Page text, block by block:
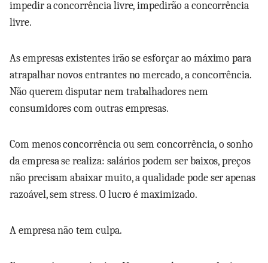
impedir a concorrência livre, impedirão a concorrência
livre.
As empresas existentes irão se esforçar ao máximo para
atrapalhar novos entrantes no mercado, a concorrência.
Não querem disputar nem trabalhadores nem
consumidores com outras empresas.
Com menos concorrência ou sem concorrência, o sonho
da empresa se realiza: salários podem ser baixos, preços
não precisam abaixar muito, a qualidade pode ser apenas
razoável, sem stress. O lucro é maximizado.
A empresa não tem culpa.